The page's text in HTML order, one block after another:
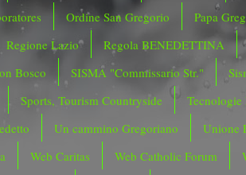
Ordine San Gregorio
Papa
Regione Lazio
Regola BENEDETTINA
Bosco SISMA "Commissario Str."
Sports, Tourism Countryside
Tecnologie
Un cammino Gregoriano
Unione
Web Caritas Web Catholic Forum